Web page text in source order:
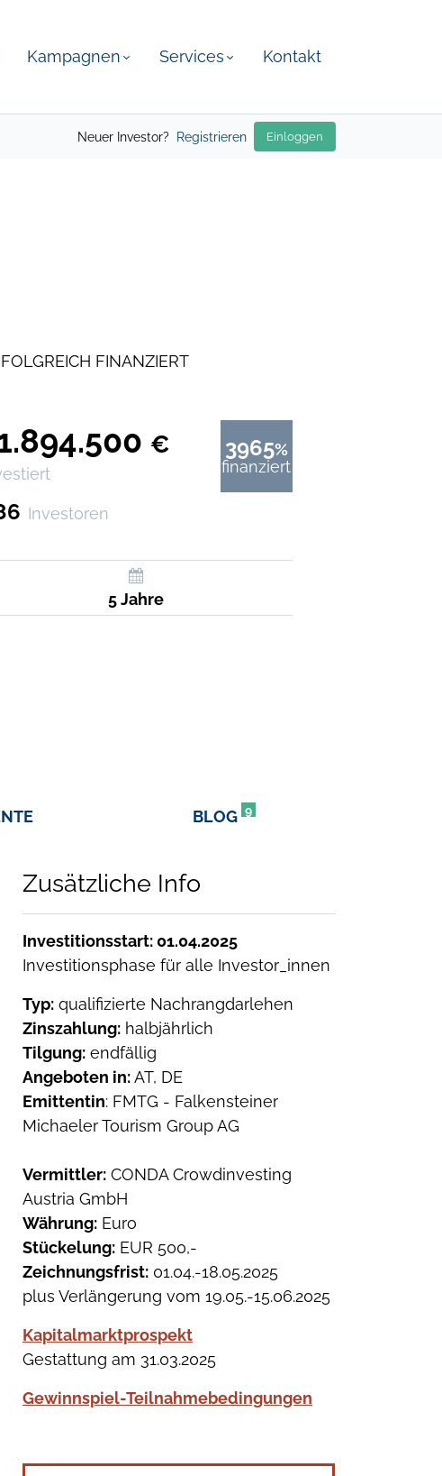
Kampagnen Services Kontakt
Neuer Investor? Registrieren Einloggen
FINANZIERT
€
Investoren
3965%
finanziert
5 Jahre
BLOG 9
Zusätzliche Info
Investitionsstart: 01.04.2025
Investitionsphase für alle Investor_innen
Typ: qualifizierte Nachrangdarlehen
Zinszahlung: halbjährlich
Tilgung: endfällig
Angeboten in:AT, DE
Emittentin: FMTG - Falkensteiner
Michaeler Tourism Group AG
Vermittler: CONDA Crowdinvesting
Austria GmbH
Währung: Euro
Stückelung: EUR 500,-
Zeichnungsfrist: 01.04.-18.05.2025
plus Verlängerung vom 19.05.-15.06.2025
Kapitalmarktprospekt
Gestattung am 31.03.2025
Gewinnspiel-Teilnahmebedingungen